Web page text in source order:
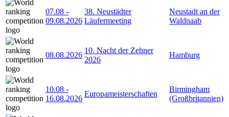
07.08 -
09.08.2026
38. Neustädter
Läufermeeting
Neustadt an der
Waldnaab
08.08.2026
10. Nacht der Zehner
2026
Hamburg
10.08 -
16.08.2026
Europameisterschaften
Birmingham
(Großbritannien)